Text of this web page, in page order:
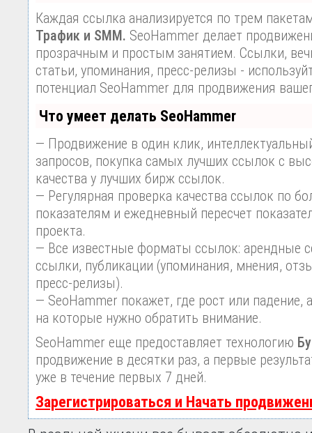
Каждая ссылка анализируется по трем
Трафик и SMM. SeoHammer делает
прозрачным и простым занятием. Ссылки,
статьи, упоминания, пресс-релизы -
потенциал SeoHammer для продвижения
Что умеет делать SeoHammer
— Продвижение в один клик,
запросов, покупка самых лучших ссылок с
качества у лучших бирж ссылок.
— Регулярная проверка качества ссылок по
показателям и ежедневный пересчет
проекта.
— Все известные форматы ссылок: арендные
ссылки, публикации (упоминания, мнения,
пресс-релизы).
— SeoHammer покажет, где рост или падение,
на которые нужно обратить внимание.
SeoHammer еще предоставляет технологию
продвижение в десятки раз, а первые
уже в течение первых 7 дней.
Зарегистрироваться и Начать